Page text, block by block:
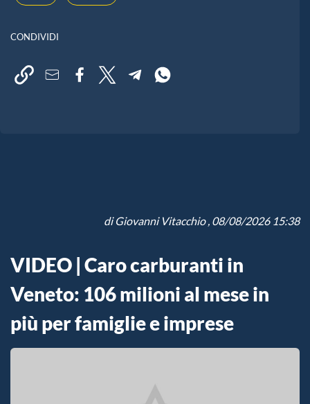
CONDIVIDI
diGiovanni Vitacchio, 08/08/2026 15:38
VIDEO | Caro carburanti in
Veneto: 106 milioni al mese in
più per famiglie e imprese